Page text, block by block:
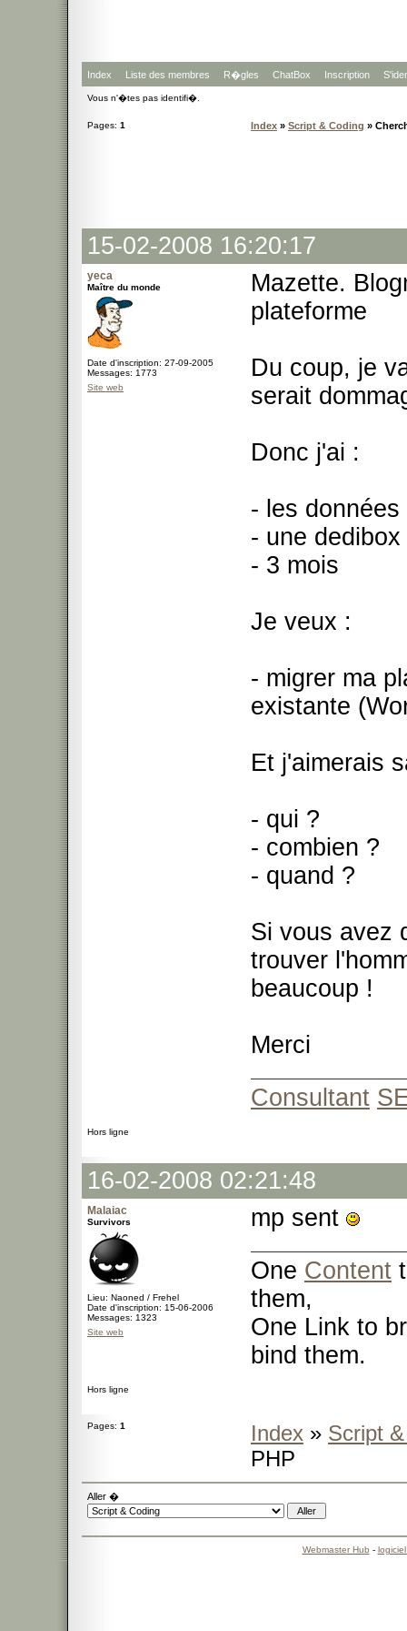
Index Liste des membres R�gles ChatBox Inscription
Vous n'�tes pas identifi�.
Pages: 1 Index » Script & Coding »
15-02-2008 16:20:17
yeca
Maître du monde
Date d'inscription: 27-09-2005
Messages: 1773
Site web
Mazette.
plateforme
Du coup, je
serait
Donc j'ai :
- les
- une
- 3 mois
Je veux :
- migrer ma
existante
Et j'aimerais
- qui ?
- combien ?
- quand ?
Si vous avez
trouver
beaucoup !
Merci
Consultant
Hors ligne
16-02-2008 02:21:48
Malaiac
Survivors
Lieu: Naoned / Frehel
Date d'inscription: 15-06-2006
Messages: 1323
Site web
mp sent
One Content
them,
One Link to
bind them.
Hors ligne
Pages: 1 Index » Script
PHP
Aller �
Webmaster Hub -